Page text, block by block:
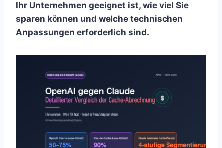
Ihr Unternehmen geeignet ist, wie viel Sie
sparen können und welche technischen
Anpassungen erforderlich sind.